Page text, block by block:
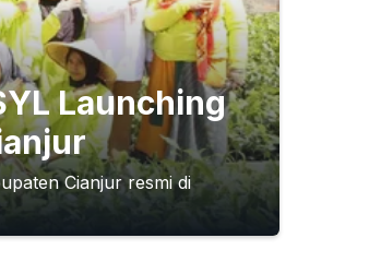
Launching
Cianjur resmi di